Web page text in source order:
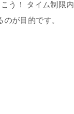
う！ タイム制限内
が目的です。